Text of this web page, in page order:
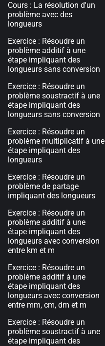
Cours : La résolution d'un
problème avec des
longueurs
Exercice : Résoudre un
problème additif à une
étape impliquant des
longueurs sans conversion
Exercice : Résoudre un
problème soustractif à une
étape impliquant des
longueurs sans conversion
Exercice : Résoudre un
problème multiplicatif à une
étape impliquant des
longueurs
Exercice : Résoudre un
problème de partage
impliquant des longueurs
Exercice : Résoudre un
problème additif à une
étape impliquant des
longueurs avec conversion
entre km et m
Exercice : Résoudre un
problème additif à une
étape impliquant des
longueurs avec conversion
entre mm, cm, dm et m
Exercice : Résoudre un
problème soustractif à une
étape impliquant des